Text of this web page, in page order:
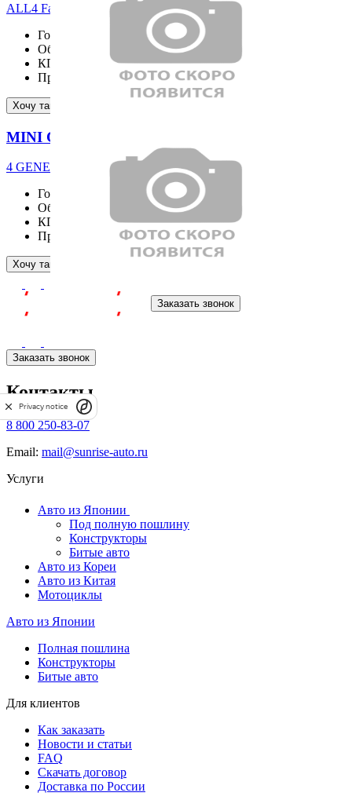
ALL4 Favoured
Год выпуска
Объём двигателя
1998 см³
КПП
Пробег
Хочу такой же
MINI COOPER C
4 GENERATION 5 Door Classic
Год выпуска
Объём двигателя
1998 см³
КПП
Пробег
Хочу такой же
Заказать звонок
Заказать звонок
Контакты
8 800 250-83-07
Email: mail@sunrise-auto.ru
Услуги
Авто из Японии
Под полную пошлину
Конструкторы
Битые авто
Авто из Кореи
Авто из Китая
Мотоциклы
Авто из Японии
Полная пошлина
Конструкторы
Битые авто
Для клиентов
Как заказать
Новости и статьи
FAQ
Скачать договор
Доставка по России
Privacy notice